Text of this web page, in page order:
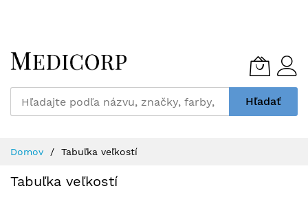
to
Content
Hľadať
Domov Tabuľka veľkostí
Tabuľka veľkostí